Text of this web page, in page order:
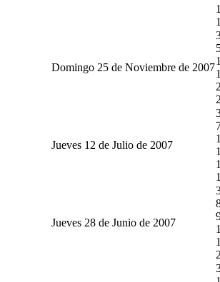
Domingo 25 de Noviembre de 2007
Jueves 12 de Julio de 2007
Jueves 28 de Junio de 2007